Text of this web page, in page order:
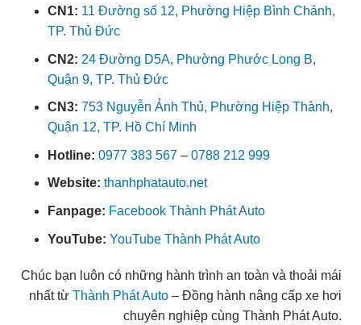
CN1: 11 Đường số 12, Phường Hiệp Bình Chánh,
TP. Thủ Đức
CN2: 24 Đường D5A, Phường Phước Long B,
Quận 9, TP. Thủ Đức
CN3: 753 Nguyễn Ảnh Thủ, Phường Hiệp Thành,
Quận 12, TP. Hồ Chí Minh
Hotline: 0977 383 567 – 0788 212 999
Website: thanhphatauto.net
Fanpage: Facebook Thành Phát Auto
YouTube: YouTube Thành Phát Auto
Chúc bạn luôn có những hành trình an toàn và thoải mái
nhất từ Thành Phát Auto – Đồng hành nâng cấp xe hơi
chuyên nghiệp cùng Thành Phát Auto.